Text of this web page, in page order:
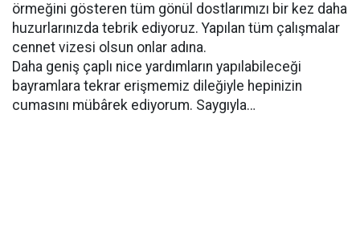
örmeğini gösteren tüm gönül dostlarımızı bir kez daha
huzurlarınızda tebrik ediyoruz. Yapılan tüm çalışmalar
cennet vizesi olsun onlar adına.
Daha geniş çaplı nice yardımların yapılabileceği
bayramlara tekrar erişmemiz dileğiyle hepinizin
cumasını mübârek ediyorum. Saygıyla…